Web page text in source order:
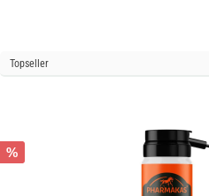
%